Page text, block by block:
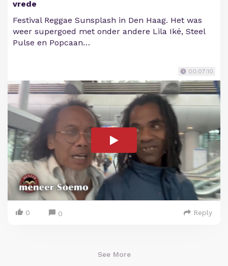
vrede
Festival Reggae Sunsplash in Den Haag. Het was
weer supergoed met onder andere Lila Iké, Steel
Pulse en Popcaan…
00:07:10
0 0 Reply
See More